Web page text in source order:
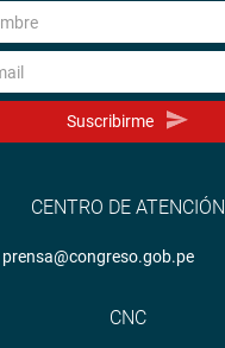
Suscribirme
CENTRO DE ATENCIÓN
prensa@congreso.gob.pe
CNC